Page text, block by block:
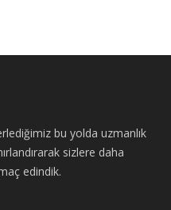
bu yolda uzmanlık
sizlere daha
edindik.